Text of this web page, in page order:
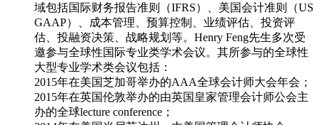
域包括国际财务报告准则（IFRS）、美国会计准则（US
GAAP）、成本管理、预算控制、业绩评估、投资评
估、投融资决策、战略规划等。Henry Feng先生多次受
邀参与全球性国际专业类学术会议。其所参与的全球性
大型专业学术类会议包括：
2015年在美国芝加哥举办的AAA全球会计师大会年会；
2015年在英国伦敦举办的由英国皇家管理会计师公会主
办的全球lecture conference；